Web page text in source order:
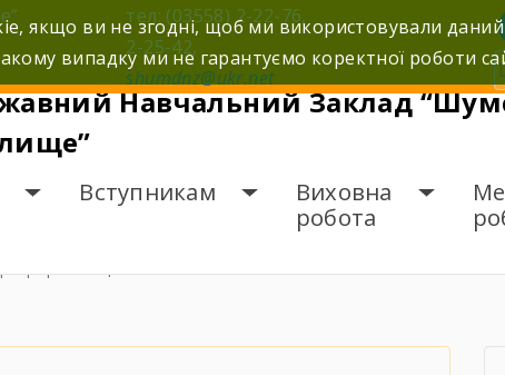
тел: (03558) 2-22-76,
2-25-42,
shumdnz@ukr.net
Навчальний Заклад
Вступникам
Виховна
робота
якщо ви не згодні, щоб ми використовували
випадку ми не гарантуємо коректної роботи